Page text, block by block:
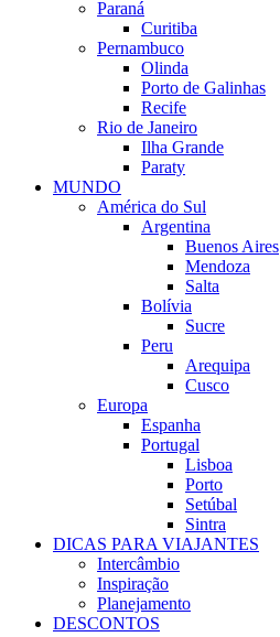
Paraná
Curitiba
Pernambuco
Olinda
Porto de Galinhas
Recife
Rio de Janeiro
Ilha Grande
Paraty
MUNDO
América do Sul
Argentina
Buenos Aires
Mendoza
Salta
Bolívia
Sucre
Peru
Arequipa
Cusco
Europa
Espanha
Portugal
Lisboa
Porto
Setúbal
Sintra
DICAS PARA VIAJANTES
Intercâmbio
Inspiração
Planejamento
DESCONTOS